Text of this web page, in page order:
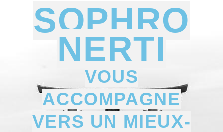
SOPHRO
NERTI
VOUS
ACCOMPAGNE
VERS UN MIEUX-